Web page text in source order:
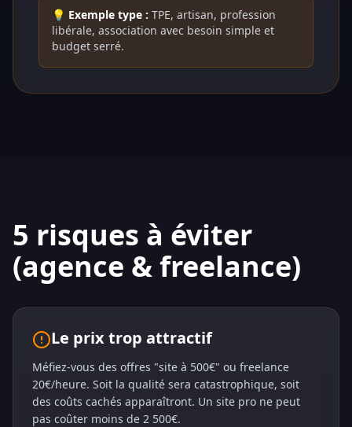
💡 Exemple type : TPE, artisan, profession
libérale, association avec besoin simple et
budget serré.
5 risques à éviter
(agence & freelance)
Le prix trop attractif
Méfiez-vous des offres "site à 500€" ou freelance
20€/heure. Soit la qualité sera catastrophique, soit
des coûts cachés apparaîtront. Un site pro ne peut
pas coûter moins de 2 500€.